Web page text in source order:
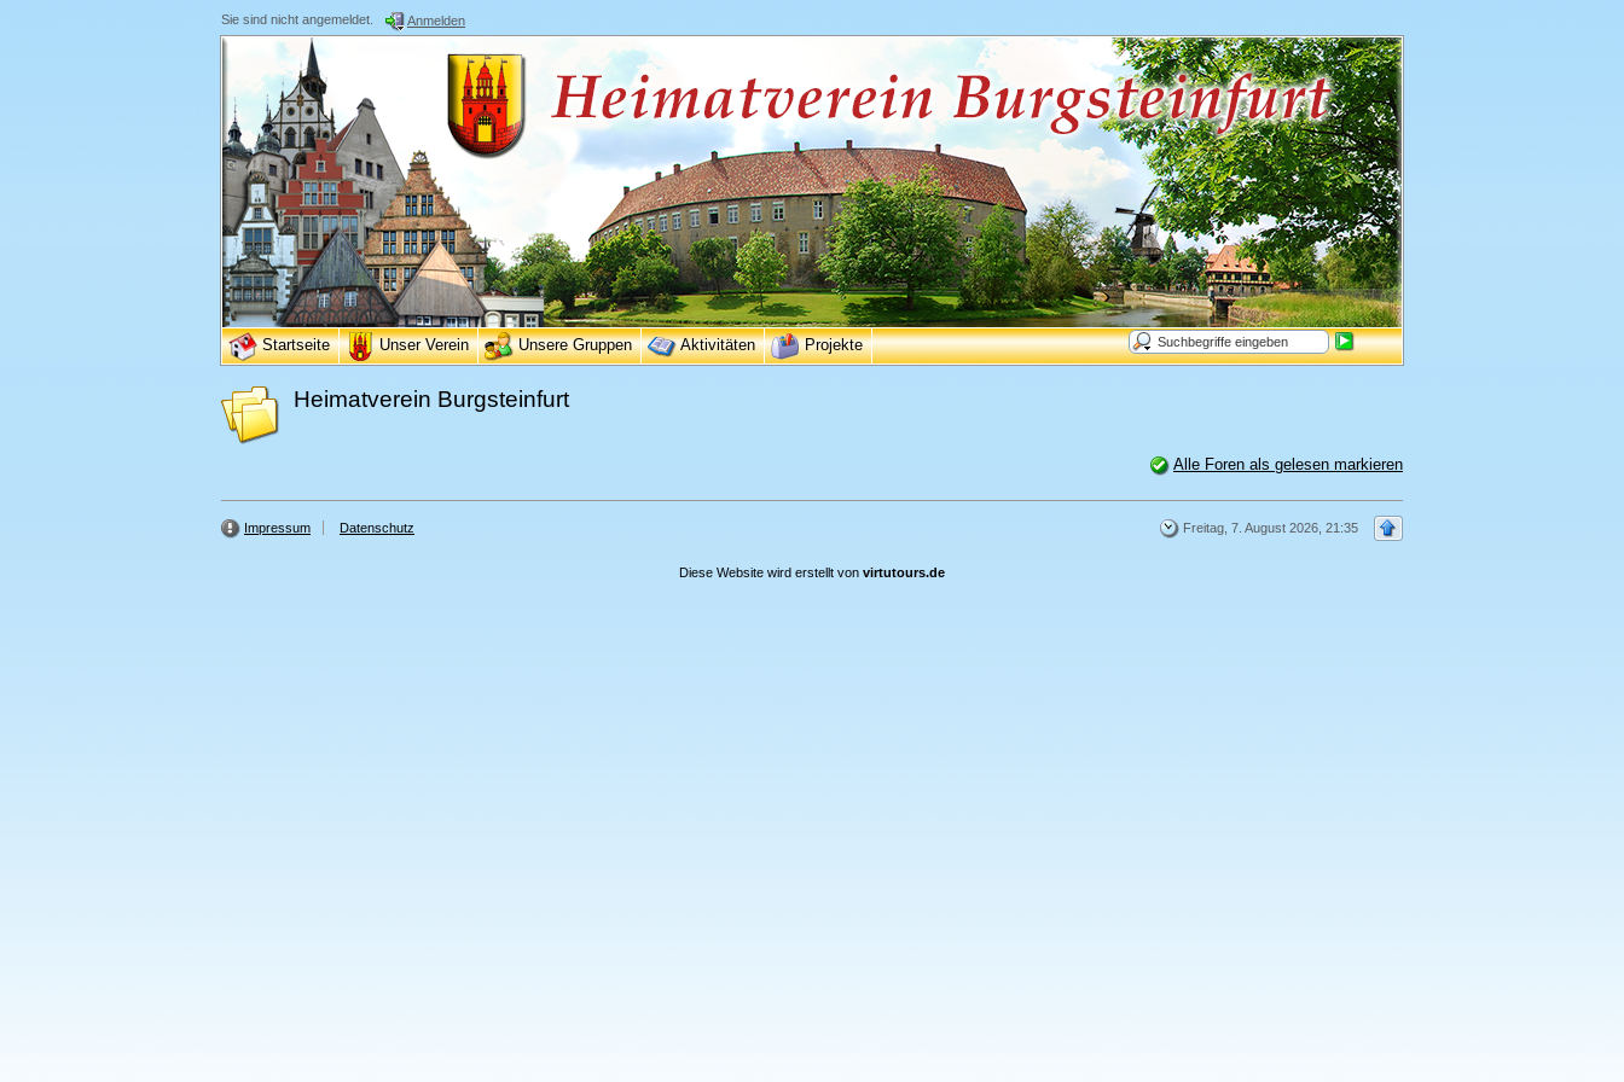
Sie sind nicht angemeldet. Anmelden
Startseite Unser Verein Unsere Gruppen Aktivitäten Projekte
Heimatverein Burgsteinfurt
Alle Foren als gelesen markieren
Impressum Datenschutz Freitag, 7. August 2026, 21:35
Diese Website wird erstellt von virtutours.de